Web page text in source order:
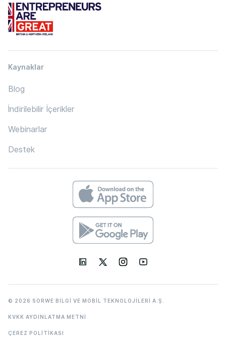
Kaynaklar
Blog
İndirilebilir İçerikler
Webinarlar
Destek
© 2026 SORWE BİLGİ VE MOBİL TEKNOLOJİLERİ A.Ş.
KVKK AYDINLATMA METNİ
ÇEREZ POLİTİKASI